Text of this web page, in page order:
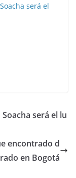
será el
será el lu
encontrado d
en Bogotá